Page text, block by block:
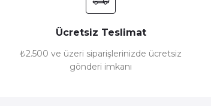
Ücretsiz Teslimat
₺2.500 ve üzeri siparişlerinizde ücretsiz
gönderi imkanı